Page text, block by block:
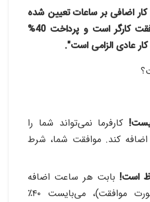
کار اضافی بر ساعات تعیین شده
کار روزانه، مستلزم موافقت کارگر است و پرداخت 40%
عادی الزامی است."
کارفرما نمی‌تواند شما را
اضافه کند. موافقت شما، شرط
است! بابت هر ساعت اضافه
کار اجباری (در صورت موافقت)، می‌بایست ۴۰٪